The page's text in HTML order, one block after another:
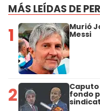
MÁS LEÍDAS DE
1 Murió
Messi
2 fondo